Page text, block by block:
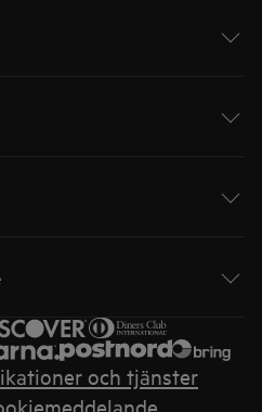
och tjänster